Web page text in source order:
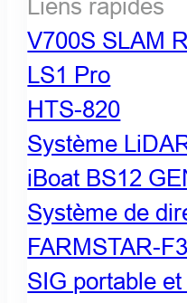
Liens rapides
V700S SLAM
LS1 Pro
HTS-820
Système
iBoat BS12
Système de
FARMSTAR-F3
SIG portable